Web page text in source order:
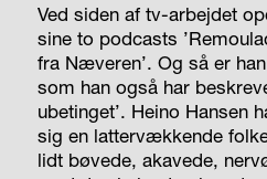
Ved siden af tv-arbejdet
sine to podcasts
fra Næveren’. Og så er
som han også har
ubetinget’. Heino Hansen
sig en lattervækkende
lidt bøvede, akavede,